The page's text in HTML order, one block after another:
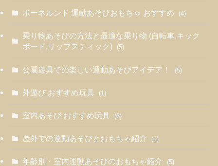
ボーネルンド 運動あそびおもちゃ おすすめ (4)
乗り物あそびの方法と最適な乗り物 (自転車,キック
ボード,リップスティック)
(5)
公園遊具での楽しい運動あそびアイデア！ (5)
外遊び おすすめ玩具 (1)
室内あそび おすすめ玩具 (6)
屋外での運動あそびとおもちゃ紹介 (1)
年齢別・室内運動あそびのおもちゃ紹介 (5)